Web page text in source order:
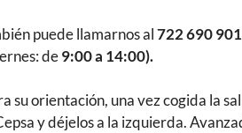
puede llamarnos al722 690 901
de9:00 a 14:00).
su orientación, una vez cogida la
y déjelos a la izquierda.